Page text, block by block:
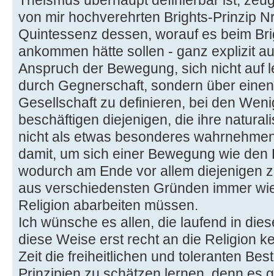
von mir hochverehrten Brights-Prinzip
Quintessenz dessen, worauf es beim
ankommen hätte sollen - ganz explizit
Anspruch der Bewegung, sich nicht auf
durch Gegnerschaft, sondern über
Gesellschaft zu definieren, bei den
beschäftigen diejenigen, die ihre
nicht als etwas besonderes
damit, um sich einer Bewegung wie
wodurch am Ende vor allem diejenigen
aus verschiedensten Gründen immer
Religion abarbeiten müssen.
Ich wünsche es allen, die laufend in
diese Weise erst recht an die Religion
Zeit die freiheitlichen und toleranten